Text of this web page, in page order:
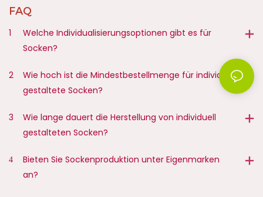
FAQ
1
Welche Individualisierungsoptionen gibt es für
Socken?
2
Wie hoch ist die Mindestbestellmenge für individuell
gestaltete Socken?
3
Wie lange dauert die Herstellung von individuell
gestalteten Socken?
4
Bieten Sie Sockenproduktion unter Eigenmarken
an?